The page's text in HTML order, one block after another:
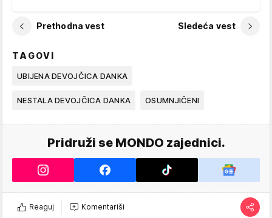
Prethodna vest Sledeća vest
TAGOVI
UBIJENA DEVOJČICA DANKA
NESTALA DEVOJČICA DANKA OSUMNJIČENI
Pridruži se MONDO zajednici.
Reaguj Komentariši